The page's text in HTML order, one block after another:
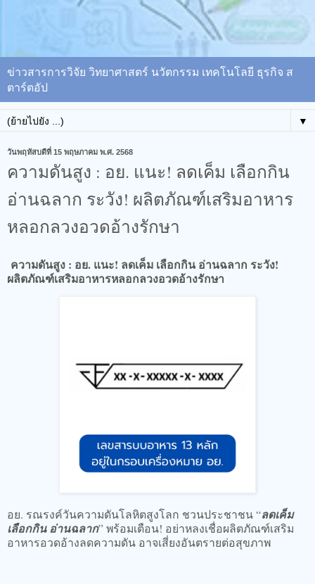
ข่าวสารการวิจัย วิทยาศาสตร์ นวัตกรรม เทคโนโลยี ธุรกิจ ส
ตาร์ตอัป
▼
วันพฤหัสบดีที่ 15 พฤษภาคม พ.ศ. 2568
ความดันสูง : อย. แนะ! ลดเค็ม เลือกกิน
อ่านฉลาก ระวัง! ผลิตภัณฑ์เสริมอาหาร
หลอกลวงอวดอ้างรักษา
ความดันสูง : อย. แนะ! ลดเค็ม เลือกกิน อ่านฉลาก ระวัง!
ผลิตภัณฑ์เสริมอาหารหลอกลวงอวดอ้างรักษา
อย. รณรงค์วันความดันโลหิตสูงโลก ชวนประชาชน “ลดเค็ม
เลือกกิน อ่านฉลาก” พร้อมเตือน! อย่าหลงเชื่อผลิตภัณฑ์เสริม
อาหารอวดอ้างลดความดัน อาจเสี่ยงอันตรายต่อสุขภาพ